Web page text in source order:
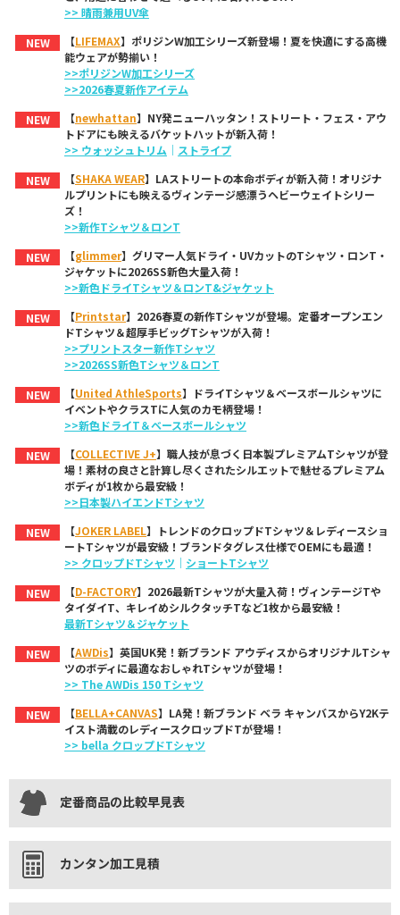
>> 晴雨兼用UV傘
NEW
【LIFEMAX】ポリジンW加工シリーズ新登場！夏を快適にする高機
能ウェアが勢揃い！
>>ポリジンW加工シリーズ
>>2026春夏新作アイテム
NEW
【newhattan】NY発ニューハッタン！ストリート・フェス・アウ
トドアにも映えるバケットハットが新入荷！
>> ウォッシュトリム ｜ ストライプ
NEW
【SHAKA WEAR】LAストリートの本命ボディが新入荷！オリジナ
ルプリントにも映えるヴィンテージ感漂うヘビーウェイトシリー
ズ！
>>新作Tシャツ＆ロンT
NEW
【glimmer】グリマー人気ドライ・UVカットのTシャツ・ロンT・
ジャケットに2026SS新色大量入荷！
>>新色ドライTシャツ＆ロンT&ジャケット
NEW
【Printstar】2026春夏の新作Tシャツが登場。定番オープンエン
ドTシャツ＆超厚手ビッグTシャツが入荷！
>>プリントスター新作Tシャツ
>>2026SS新色Tシャツ＆ロンT
NEW
【United AthleSports】ドライTシャツ＆ベースボールシャツに
イベントやクラスTに人気のカモ柄登場！
>>新色ドライT＆ベースボールシャツ
NEW
【COLLECTIVE J+】職人技が息づく日本製プレミアムTシャツが登
場！素材の良さと計算し尽くされたシルエットで魅せるプレミアム
ボディが1枚から最安級！
>>日本製ハイエンドTシャツ
NEW
【JOKER LABEL】トレンドのクロップドTシャツ＆レディースショ
ートTシャツが最安級！ブランドタグレス仕様でOEMにも最適！
>> クロップドTシャツ ｜ ショートTシャツ
NEW
【D-FACTORY】2026最新Tシャツが大量入荷！ヴィンテージTや
タイダイT、キレイめシルクタッチTなど1枚から最安級！
最新Tシャツ＆ジャケット
NEW
【AWDis】英国UK発！新ブランド アウディスからオリジナルTシャ
ツのボディに最適なおしゃれTシャツが登場！
>> The AWDis 150 Tシャツ
NEW
【BELLA+CANVAS】LA発！新ブランド ベラ キャンバスからY2Kテ
イスト満載のレディースクロップドTが登場！
>> bella クロップドTシャツ
定番商品の比較早見表
カンタン加工見積